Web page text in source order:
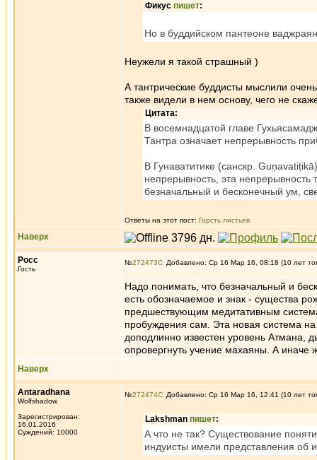
Фикус пишет:
Но в буддийском пантеоне
Неужели я такой страшный )
А тантрические буддисты мыслили
также видели в нем основу, чего не
Цитата:
В восемнадцатой главе
Тантра означает непрерывность
В Гунаватитике (санскр.
непрерывность, эта непрерывность
безначальный и бесконечный ум,
Ответы на этот пост: Горсть листьев
Наверх
Росс
Гость
№272473 Добавлено: Ср 16 Мар 16, 08:18 (10 лет
Надо понимать, что безначальный и
есть обозначаемое и знак - существа
предшествующим медитативным
пробуждения сам. Эта новая система
доподлинно известен уровень Атмана,
опровергнуть учение махаяны. А иначе
Наверх
Antaradhana
Wolfshadow
Зарегистрирован:
16.01.2016
Суждений: 10000
№272474 Добавлено: Ср 16 Мар 16, 12:41 (10 лет
Lakshman пишет:
А что не так? Существование
индуисты имели представления об